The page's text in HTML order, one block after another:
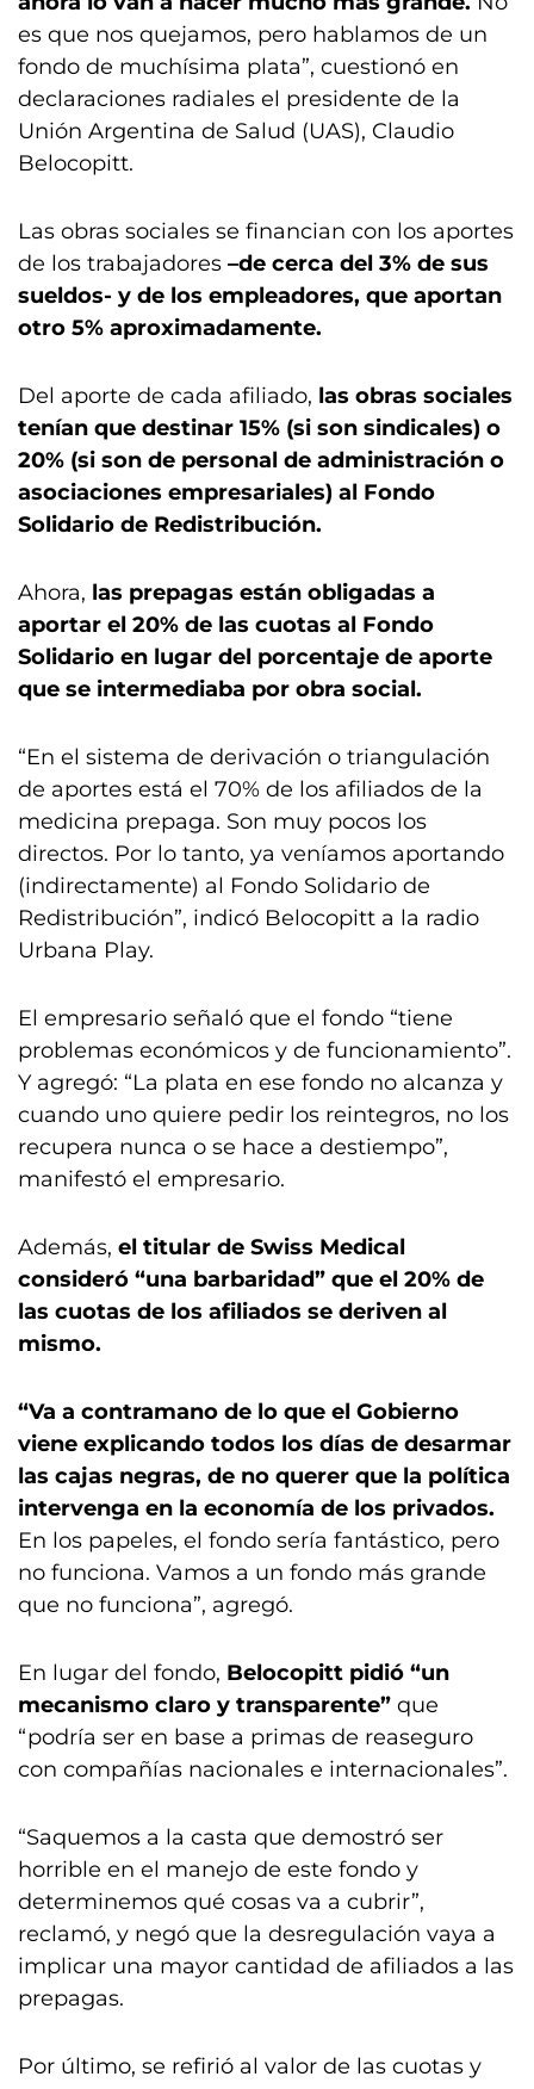
es que nos quejamos, pero hablamos de un
fondo de muchísima plata”, cuestionó en
declaraciones radiales el presidente de la
Unión Argentina de Salud (UAS), Claudio
Belocopitt.
Las obras sociales se financian con los aportes
de los trabajadores –de cerca del 3% de sus
sueldos- y de los empleadores, que aportan
otro 5% aproximadamente.
Del aporte de cada afiliado, las obras sociales
tenían que destinar 15% (si son sindicales) o
20% (si son de personal de administración o
asociaciones empresariales) al Fondo
Solidario de Redistribución.
Ahora, las prepagas están obligadas a
aportar el 20% de las cuotas al Fondo
Solidario en lugar del porcentaje de aporte
que se intermediaba por obra social.
“En el sistema de derivación o triangulación
de aportes está el 70% de los afiliados de la
medicina prepaga. Son muy pocos los
directos. Por lo tanto, ya veníamos aportando
(indirectamente) al Fondo Solidario de
Redistribución”, indicó Belocopitt a la radio
Urbana Play.
El empresario señaló que el fondo “tiene
problemas económicos y de funcionamiento”.
Y agregó: “La plata en ese fondo no alcanza y
cuando uno quiere pedir los reintegros, no los
recupera nunca o se hace a destiempo”,
manifestó el empresario.
Además, el titular de Swiss Medical
consideró “una barbaridad” que el 20% de
las cuotas de los afiliados se deriven al
mismo.
“Va a contramano de lo que el Gobierno
viene explicando todos los días de desarmar
las cajas negras, de no querer que la política
intervenga en la economía de los privados.
En los papeles, el fondo sería fantástico, pero
no funciona. Vamos a un fondo más grande
que no funciona”, agregó.
En lugar del fondo, Belocopitt pidió “un
mecanismo claro y transparente” que
“podría ser en base a primas de reaseguro
con compañías nacionales e internacionales”.
“Saquemos a la casta que demostró ser
horrible en el manejo de este fondo y
determinemos qué cosas va a cubrir”,
reclamó, y negó que la desregulación vaya a
implicar una mayor cantidad de afiliados a las
prepagas.
Por último, se refirió al valor de las cuotas y